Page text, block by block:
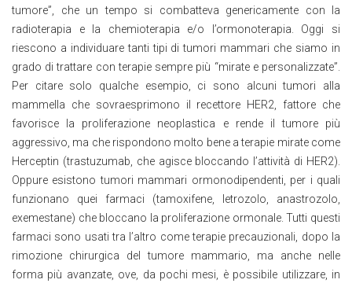
tumore”, che un tempo si combatteva genericamente con la
radioterapia e la chemioterapia e/o l’ormonoterapia. Oggi si
riescono a individuare tanti tipi di tumori mammari che siamo in
grado di trattare con terapie sempre più “mirate e personalizzate”.
Per citare solo qualche esempio, ci sono alcuni tumori alla
mammella che sovraesprimono il recettore HER2, fattore che
favorisce la proliferazione neoplastica e rende il tumore più
aggressivo, ma che rispondono molto bene a terapie mirate come
Herceptin (trastuzumab, che agisce bloccando l’attività di HER2).
Oppure esistono tumori mammari ormonodipendenti, per i quali
funzionano quei farmaci (tamoxifene, letrozolo, anastrozolo,
exemestane) che bloccano la proliferazione ormonale. Tutti questi
farmaci sono usati tra l’altro come terapie precauzionali, dopo la
rimozione chirurgica del tumore mammario, ma anche nelle
forma più avanzate, ove, da pochi mesi, è possibile utilizzare, in